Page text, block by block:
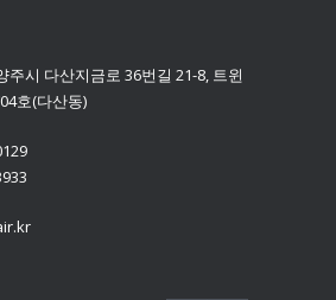
주시 다산지금로 36번길 21-8, 트윈
호(다산동)